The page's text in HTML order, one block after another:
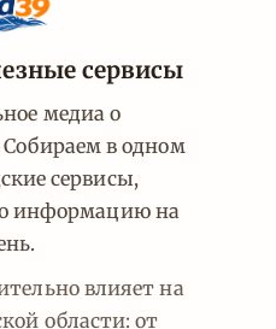
сервисы
медиа о
в одном
сервисы,
информацию на
влияет на
области: от